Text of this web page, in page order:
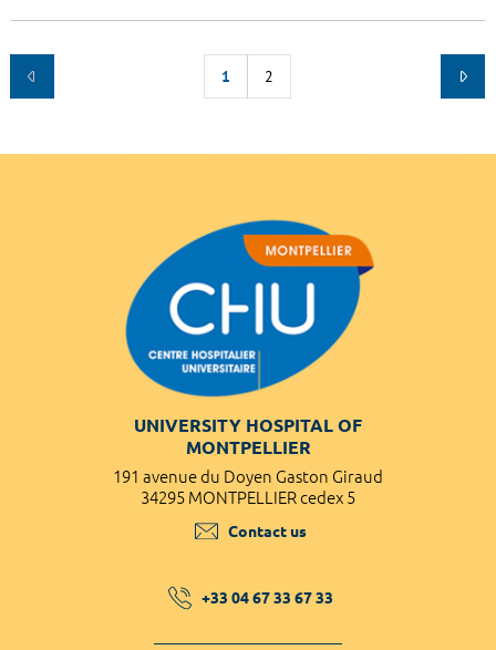
1 2
UNIVERSITY HOSPITAL OF
MONTPELLIER
191 avenue du Doyen Gaston Giraud
34295 MONTPELLIER cedex 5
Contact us
+33 04 67 33 67 33